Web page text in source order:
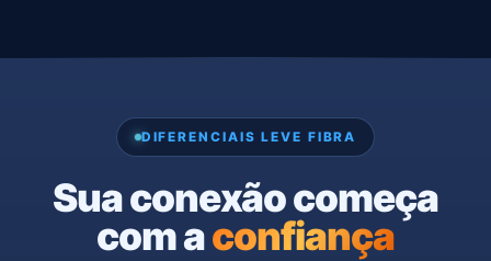
DIFERENCIAIS LEVE FIBRA
Sua conexão começa
com aconfiança